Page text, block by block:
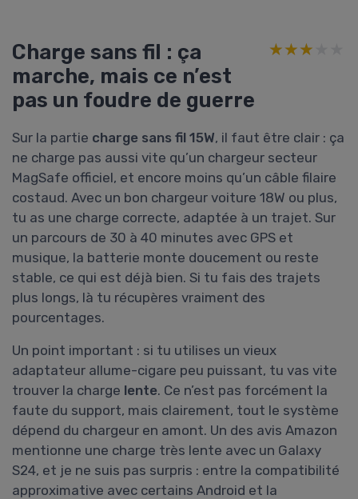
Charge sans fil : ça
marche, mais ce n’est
pas un foudre de guerre
★★★★★
★★★★★
Sur la partie charge sans fil 15W, il faut être clair : ça
ne charge pas aussi vite qu’un chargeur secteur
MagSafe officiel, et encore moins qu’un câble filaire
costaud. Avec un bon chargeur voiture 18W ou plus,
tu as une charge correcte, adaptée à un trajet. Sur
un parcours de 30 à 40 minutes avec GPS et
musique, la batterie monte doucement ou reste
stable, ce qui est déjà bien. Si tu fais des trajets
plus longs, là tu récupères vraiment des
pourcentages.
Un point important : si tu utilises un vieux
adaptateur allume-cigare peu puissant, tu vas vite
trouver la charge lente. Ce n’est pas forcément la
faute du support, mais clairement, tout le système
dépend du chargeur en amont. Un des avis Amazon
mentionne une charge très lente avec un Galaxy
S24, et je ne suis pas surpris : entre la compatibilité
approximative avec certains Android et la